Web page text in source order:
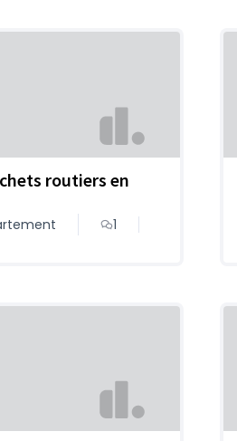
routiers en
1